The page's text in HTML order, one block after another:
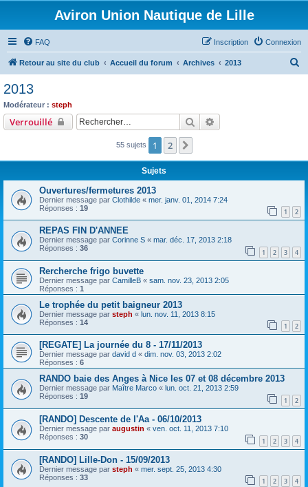
Aviron Union Nautique de Lille
FAQ Connexion
Inscription
Retour au site du club Accueil du forum Archives 2013
c
2013
Modérateur : steph
Verrouillé Rechercher
55 sujets 1 2
Sujets
Ouvertures/fermetures 2013
Dernier message par Clothilde « mer. janv. 01, 2014 7:24
Réponses : 19 1 2
REPAS FIN D'ANNEE
Dernier message par Corinne S « mar. déc. 17, 2013 2:18
Réponses : 36 1 2 3 4
Rercherche frigo buvette
Dernier message par CamilleB « sam. nov. 23, 2013 2:05
Réponses : 1
Le trophée du petit baigneur 2013
Dernier message par steph « lun. nov. 11, 2013 8:15
Réponses : 14 1 2
[REGATE] La journée du 8 - 17/11/2013
Dernier message par david d « dim. nov. 03, 2013 2:02
Réponses : 6
RANDO baie des Anges à Nice les 07 et 08 décembre 2013
Dernier message par Maître Marco « lun. oct. 21, 2013 2:59
Réponses : 19 1 2
[RANDO] Descente de l'Aa - 06/10/2013
Dernier message par augustin « ven. oct. 11, 2013 7:10
Réponses : 30 1 2 3 4
[RANDO] Lille-Don - 15/09/2013
Dernier message par steph « mer. sept. 25, 2013 4:30
Réponses : 33 1 2 3 4